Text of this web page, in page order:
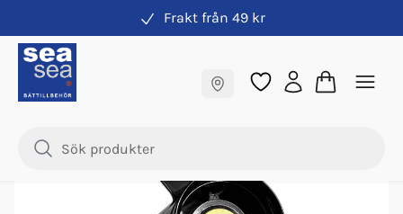
Frakt från 49 kr
Samma pris online & i butik